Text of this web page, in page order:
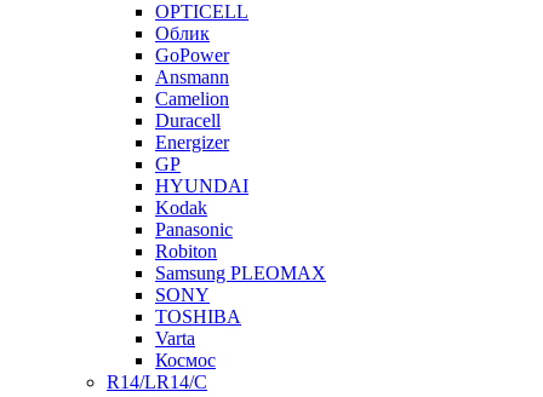
OPTICELL
Облик
GoPower
Ansmann
Camelion
Duracell
Energizer
GP
HYUNDAI
Kodak
Panasonic
Robiton
Samsung PLEOMAX
SONY
TOSHIBA
Varta
Космос
R14/LR14/C